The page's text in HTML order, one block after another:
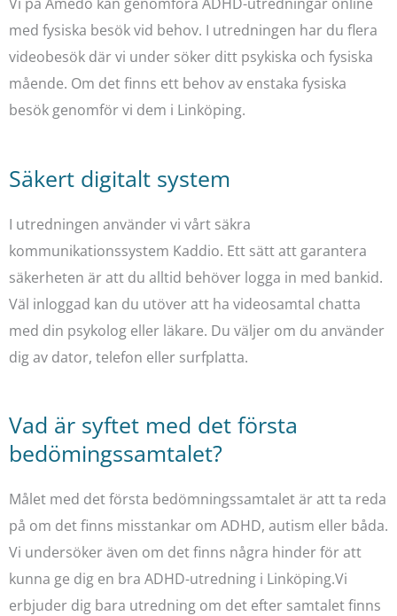
med fysiska besök vid behov. I utredningen har du flera
videobesök där vi under söker ditt psykiska och fysiska
mående. Om det finns ett behov av enstaka fysiska
besök genomför vi dem i Linköping.
Säkert digitalt system
I utredningen använder vi vårt säkra
kommunikationssystem Kaddio. Ett sätt att garantera
säkerheten är att du alltid behöver logga in med bankid.
Väl inloggad kan du utöver att ha videosamtal chatta
med din psykolog eller läkare. Du väljer om du använder
dig av dator, telefon eller surfplatta.
Vad är syftet med det första
bedömingssamtalet?
Målet med det första bedömningssamtalet är att ta reda
på om det finns misstankar om ADHD, autism eller båda.
Vi undersöker även om det finns några hinder för att
kunna ge dig en bra ADHD-utredning i Linköping.Vi
erbjuder dig bara utredning om det efter samtalet finns